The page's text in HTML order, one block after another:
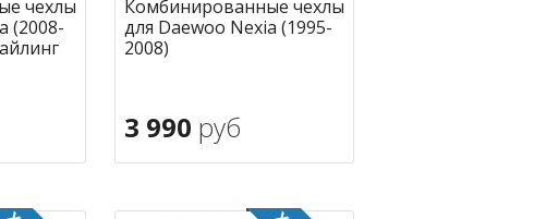
чехлы
(2008-
Комбинированные чехлы
для Daewoo Nexia (1995-
2008)
3 990 руб